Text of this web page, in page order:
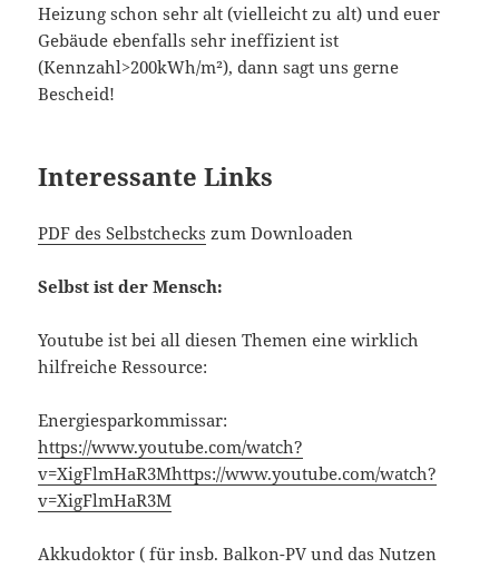
Heizung schon sehr alt (vielleicht zu alt) und euer
Gebäude ebenfalls sehr ineffizient ist
(Kennzahl>200kWh/m²), dann sagt uns gerne
Bescheid!
Interessante Links
PDF des Selbstchecks zum Downloaden
Selbst ist der Mensch:
Youtube ist bei all diesen Themen eine wirklich
hilfreiche Ressource:
Energiesparkommissar:
https://www.youtube.com/watch?
v=XigFlmHaR3Mhttps://www.youtube.com/watch?
v=XigFlmHaR3M
Akkudoktor ( für insb. Balkon-PV und das Nutzen